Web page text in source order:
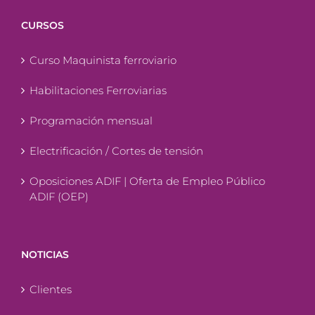
CURSOS
Curso Maquinista ferroviario
Habilitaciones Ferroviarias
Programación mensual
Electrificación / Cortes de tensión
Oposiciones ADIF | Oferta de Empleo Público
ADIF (OEP)
NOTICIAS
Clientes